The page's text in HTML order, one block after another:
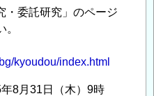
・委託研究」のページ
kyoudou/index.html
31日（木）9時